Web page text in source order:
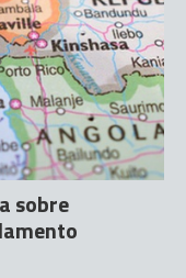
sobre